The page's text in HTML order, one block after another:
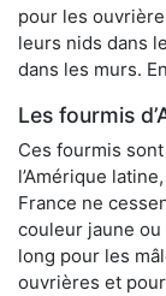
pour les
leurs nids dans
dans les murs.
Les fourmis
Ces fourmis
l’Amérique
France ne
couleur jaune ou
long pour les
ouvrières et